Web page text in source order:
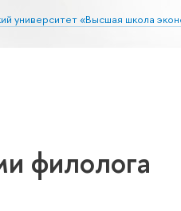
университет «Высшая школа
филолога